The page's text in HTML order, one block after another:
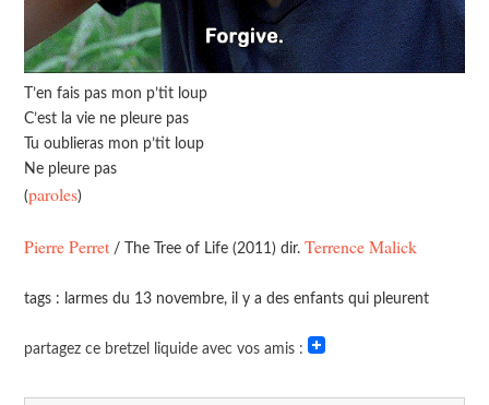
T’en fais pas mon p’tit loup
C’est la vie ne pleure pas
Tu oublieras mon p’tit loup
Ne pleure pas
(paroles)
Pierre Perret / The Tree of Life (2011) dir.Terrence Malick
tags : larmes du 13 novembre, il y a des enfants qui pleurent
partagez ce bretzel liquide avec vos amis :